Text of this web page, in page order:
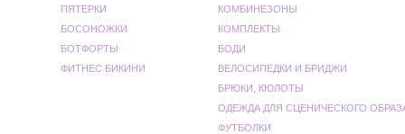
ПЯТЕРКИ
БОСОНОЖКИ
БОТФОРТЫ
ФИТНЕС БИКИНИ
КОМБИНЕЗОНЫ
КОМПЛЕКТЫ
БОДИ
ВЕЛОСИПЕДКИ И БРИДЖИ
БРЮКИ, КЮЛОТЫ
ОДЕЖДА ДЛЯ СЦЕНИЧЕСКОГО
ФУТБОЛКИ